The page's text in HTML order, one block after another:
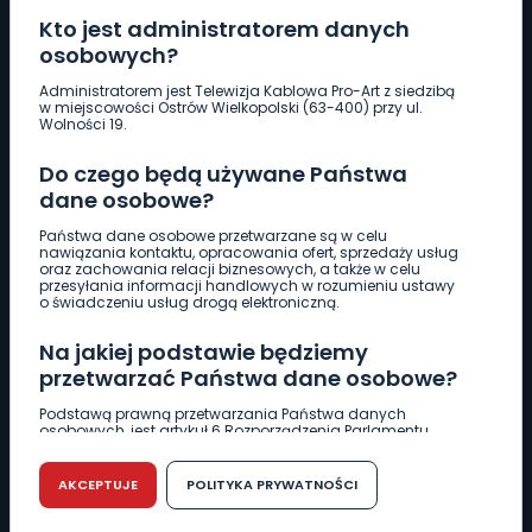
Kto jest administratorem danych
osobowych?
Administratorem jest Telewizja Kablowa Pro-Art z siedzibą
w miejscowości Ostrów Wielkopolski (63-400) przy ul.
Wolności 19.
Do czego będą używane Państwa
dane osobowe?
Państwa dane osobowe przetwarzane są w celu
nawiązania kontaktu, opracowania ofert, sprzedaży usług
oraz zachowania relacji biznesowych, a także w celu
przesyłania informacji handlowych w rozumieniu ustawy
o świadczeniu usług drogą elektroniczną.
Na jakiej podstawie będziemy
przetwarzać Państwa dane osobowe?
Podstawą prawną przetwarzania Państwa danych
osobowych, jest artykuł 6 Rozporządzenia Parlamentu
r. w sprawie ochrony osób fizycznych w związku z
przetwarzaniem danych osobowych w sprawie
swobodnego przepływu takich danych oraz uchylenia
dyrektywy 95/46/WE (RODO).
AKCEPTUJE POLITYKA PRYWATNOŚCI
Pobierz logotyp
661 997 997
REDAKCJA
62 735 22 22redakcja@wlkp24.info
DZIAŁ REKLAMY
62 735 01 85 reklama@wlkp24.info
WIADOMOŚCI
CIEKAWOSTKI